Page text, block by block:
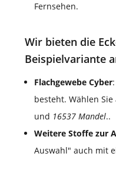
Fernsehen.
Wir bieten die
Beispielvariante
Flachgewebe Cyber
besteht. Wählen
und 16537 Mandel..
Weitere Stoffe zur
Auswahl" auch mit